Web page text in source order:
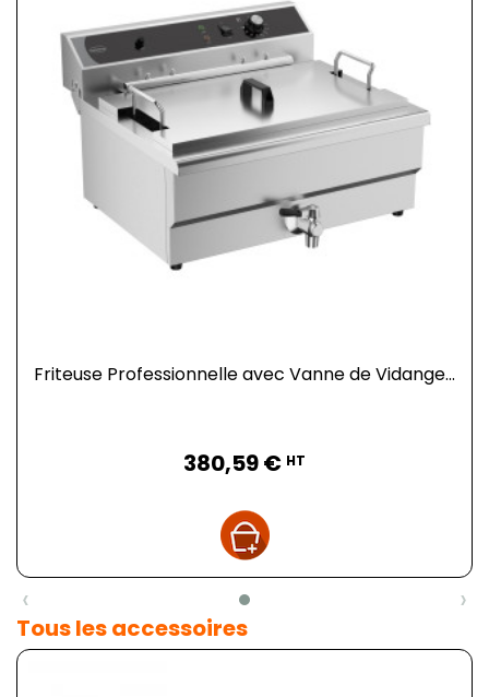
Friteuse Professionnelle avec Vanne de Vidange...
380,59 € HT
‹ ›
Tous les accessoires